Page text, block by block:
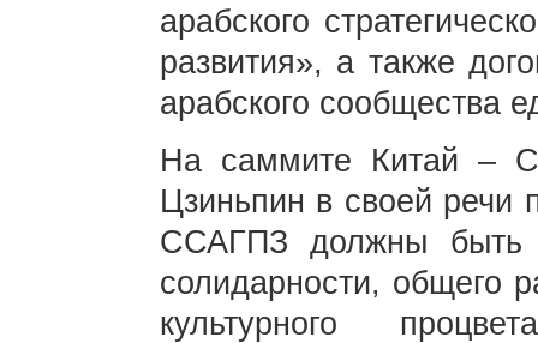
арабского
развития», а также
арабского сообщества
На саммите Китай –
Цзиньпин в своей речи
ССАГПЗ должны быть
солидарности, общего
культурного